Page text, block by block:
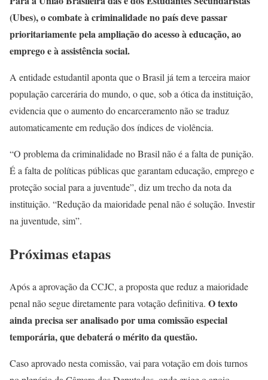
(Ubes), o combate à criminalidade no país deve passar
prioritariamente pela ampliação do acesso à educação, ao
emprego e à assistência social.
A entidade estudantil aponta que o Brasil já tem a terceira maior
população carcerária do mundo, o que, sob a ótica da instituição,
evidencia que o aumento do encarceramento não se traduz
automaticamente em redução dos índices de violência.
“O problema da criminalidade no Brasil não é a falta de punição.
É a falta de políticas públicas que garantam educação, emprego e
proteção social para a juventude”, diz um trecho da nota da
instituição. “Redução da maioridade penal não é solução. Investir
na juventude, sim”.
Próximas etapas
Após a aprovação da CCJC, a proposta que reduz a maioridade
penal não segue diretamente para votação definitiva. O texto
ainda precisa ser analisado por uma comissão especial
temporária, que debaterá o mérito da questão.
Caso aprovado nesta comissão, vai para votação em dois turnos